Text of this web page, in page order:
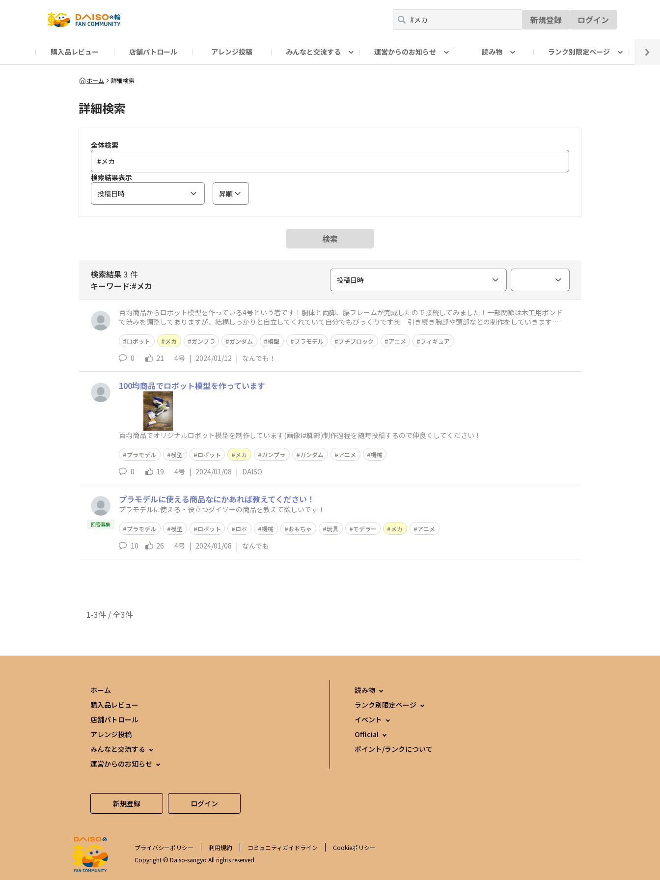
新規登録 ログイン
購入品レビュー 店舗パトロール アレンジ投稿 みんなと交流する
だんぜんトーク
運営からのお知らせ
運営からのお知らせ
読み物
ーSP Blogー
ランク別限定ページ
プレゼントキャンペーン
1周年記念キャンペーン
公式ホームページ
ホーム 詳細検索
詳細検索
全体検索
検索結果表示
投稿日時
昇順
検索
検索結果3 件
キーワード:#メカ
投稿日時
百均商品からロボット模型を作っている4号という者です！胴体と両脚、腰フレームが完成したので接続してみました！一部関節は木工用ボンド
で渋みを調整してありますが、結構しっかりと自立してくれていて自分でもびっくりです笑 引き続き腕部や頭部などの制作をしていきますの
ロボット メカ ガンプラ ガンダム 模型 プラモデル プチブロック アニメ フィギュア
0 21 4号 | 2024/01/12 | なんでも！
100均商品でロボット模型を作っています
百均商品でオリジナルロボット模型を制作しています(画像は脚部)制作過程を随時投稿するので仲良くしてください！
プラモデル 模型 ロボット メカ ガンプラ ガンダム アニメ 機械
0 19 4号 | 2024/01/08 | DAISO
回答募集
プラモデルに使える商品なにかあれば教えてください！
プラモデルに使える・役立つダイソーの商品を教えて欲しいです！
プラモデル 模型 ロボット ロボ 機械 おもちゃ 玩具 モデラー メカ アニメ
10 26 4号 | 2024/01/08 | なんでも
1-3件 / 全3件
ホーム
購入品レビュー
店舗パトロール
アレンジ投稿
みんなと交流する
運営からのお知らせ
読み物
ランク別限定ページ
イベント
Official
ポイント/ランクについて
新規登録 ログイン
プライバシーポリシー 利用規約 コミュニティガイドライン
Cookieポリシー
Copyright © Daiso-sangyo All rights reserved.